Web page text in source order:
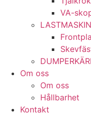
VA­-
LAST­MASKIN
Om oss
Om oss
Hållbarhet
Kontakt